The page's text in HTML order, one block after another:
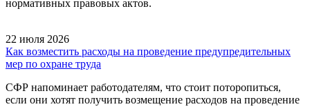
нормативных правовых актов.
22 июля 2026
Как возместить расходы на проведение предупредительных
мер по охране труда
СФР напоминает работодателям, что стоит поторопиться,
если они хотят получить возмещение расходов на проведение